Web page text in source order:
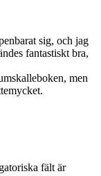
sig, och jag
fantastiskt bra,
men
fält är